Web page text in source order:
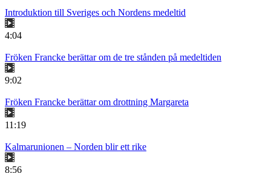
Introduktion till Sveriges och Nordens medeltid
4:04
Fröken Francke berättar om de tre stånden på medeltiden
9:02
Fröken Francke berättar om drottning Margareta
11:19
Kalmarunionen – Norden blir ett rike
8:56